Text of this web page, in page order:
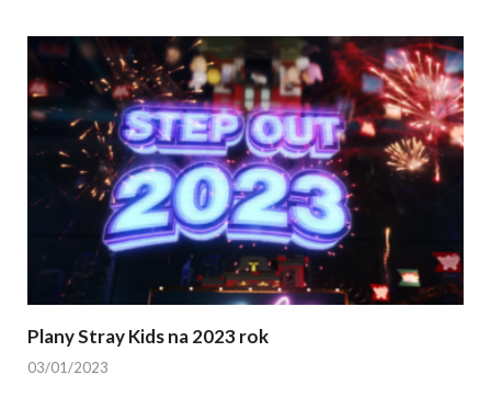
Plany Stray Kids na 2023 rok
03/01/2023